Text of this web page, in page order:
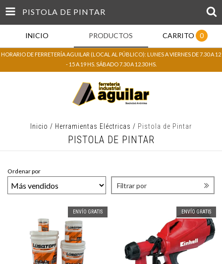
PISTOLA DE PINTAR
INICIO PRODUCTOS CARRITO 0
HORARIO DE FERRETERÍA AGUILAR (LOCAL AL PÚBLICO): LUNES A VIERNES DE 7.30 A 12
- 15 A 19 HS. SÁBADO 7.30 A 12.30 HS.
Inicio / Herramientas Eléctricas / Pistola de Pintar
PISTOLA DE PINTAR
Ordenar por
Filtrar por
ENVÍO GRATIS ENVÍO GRATIS